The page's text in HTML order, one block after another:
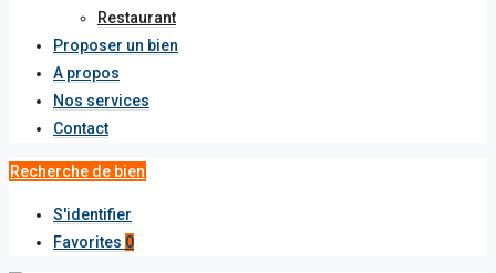
Restaurant
Proposer un bien
A propos
Nos services
Contact
Recherche de bien
S'identifier
Favorites 0